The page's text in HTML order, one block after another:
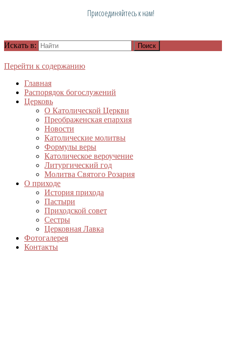
Присоединяйтесь к нам!
Искать в:
Перейти к содержанию
Главная
Распорядок богослужений
Церковь
О Католической Церкви
Преображенская епархия
Новости
Католические молитвы
Формулы веры
Католическое вероучение
Литургический год
Молитва Святого Розария
О приходе
История прихода
Пастыри
Приходской совет
Сестры
Церковная Лавка
Фотогалерея
Контакты